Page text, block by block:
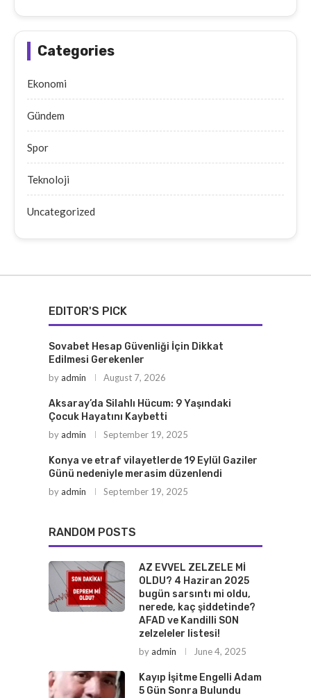
Categories
Ekonomi
Gündem
Spor
Teknoloji
Uncategorized
EDITOR'S PICK
Sovabet Hesap Güvenliği İçin Dikkat
Edilmesi Gerekenler
byadmin August 7, 2026
Aksaray’da Silahlı Hücum: 9 Yaşındaki
Çocuk Hayatını Kaybetti
byadmin September 19, 2025
Konya ve etraf vilayetlerde 19 Eylül Gaziler
Günü nedeniyle merasim düzenlendi
byadmin September 19, 2025
RANDOM POSTS
AZ EVVEL ZELZELE Mİ
OLDU? 4 Haziran 2025
bugün sarsıntı mi oldu,
nerede, kaç şiddetinde?
AFAD ve Kandilli SON
zelzeleler listesi!
byadmin June 4, 2025
Kayıp İşitme Engelli Adam
5 Gün Sonra Bulundu